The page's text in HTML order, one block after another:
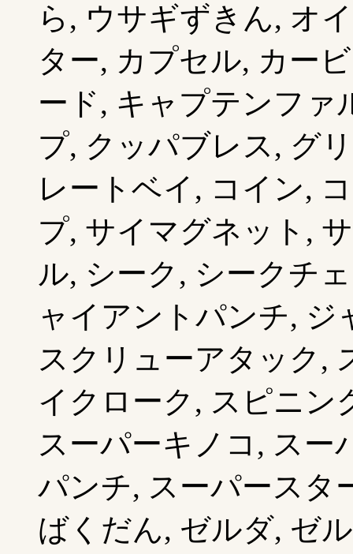
ら, ウサギずきん, オ
ター, カプセル, カー
ード, キャプテンファ
プ, クッパブレス, グ
レートベイ, コイン,
プ, サイマグネット,
ル, シーク, シークチ
ャイアントパンチ, ジ
スクリューアタック,
イクローク, スピニン
スーパーキノコ, スー
パンチ, スーパースタ
ばくだん, ゼルダ, ゼ